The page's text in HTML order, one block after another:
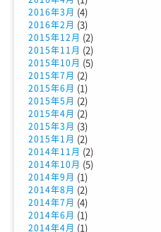
2016年3月 (4)
2016年2月 (3)
2015年12月 (2)
2015年11月 (2)
2015年10月 (5)
2015年7月 (2)
2015年6月 (1)
2015年5月 (2)
2015年4月 (2)
2015年3月 (3)
2015年1月 (2)
2014年11月 (2)
2014年10月 (5)
2014年9月 (1)
2014年8月 (2)
2014年7月 (4)
2014年6月 (1)
2014年4月 (1)